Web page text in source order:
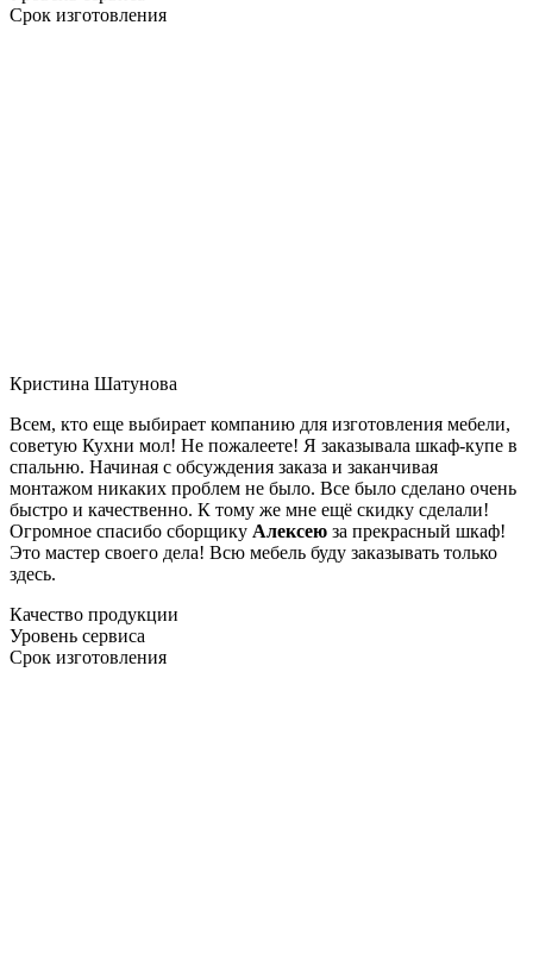
Срок изготовления
Кристина Шатунова
Всем, кто еще выбирает компанию для изготовления мебели,
советую Кухни мол! Не пожалеете! Я заказывала шкаф-купе в
спальню. Начиная с обсуждения заказа и заканчивая
монтажом никаких проблем не было. Все было сделано очень
быстро и качественно. К тому же мне ещё скидку сделали!
Огромное спасибо сборщику Алексею за прекрасный шкаф!
Это мастер своего дела! Всю мебель буду заказывать только
здесь.
Качество продукции
Уровень сервиса
Срок изготовления